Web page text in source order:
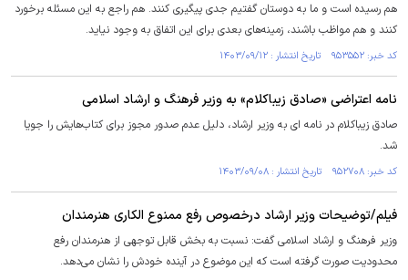
هم رسیده است و ما به دوستان گفتیم جدی پیگیری کنند. هم راجع به این مسئله برخورد
کنند و هم مواظب باشند، زمینه‌های بعدی برای این اتفاق به وجود نیاید.
کد خبر: ۹۵۳۵۵۲ تاریخ انتشار : ۱۴۰۳/۰۹/۱۲
نامه اعتراضی «صادق زیباکلام» به وزیر فرهنگ و ارشاد اسلامی
صادق زیباکلام در نامه‌ ای به وزیر ارشاد، دلیل عدم صدور مجوز برای کتاب‌هایش را جویا
شد.
کد خبر: ۹۵۲۷۰۸ تاریخ انتشار : ۱۴۰۳/۰۹/۰۸
فیلم/توضیحات وزیر ارشاد درخصوص رفع ممنوع الکاری هنرمندان
وزیر فرهنگ و ارشاد اسلامی گفت: نسبت به بخش قابل توجهی از هنرمندان رفع
محدودیت صورت گرفته است که این موضوع در آینده خودش را نشان می‌دهد.